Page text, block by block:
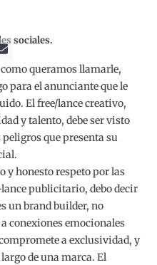
sociales.
queramos llamarle,
para el anunciante que le
El free/lance creativo,
y talento, debe ser visto
que presenta su
y honesto respeto por las
publicitario, debo decir
un brand builder, no
conexiones emocionales
a exclusividad, y
de una marca. El